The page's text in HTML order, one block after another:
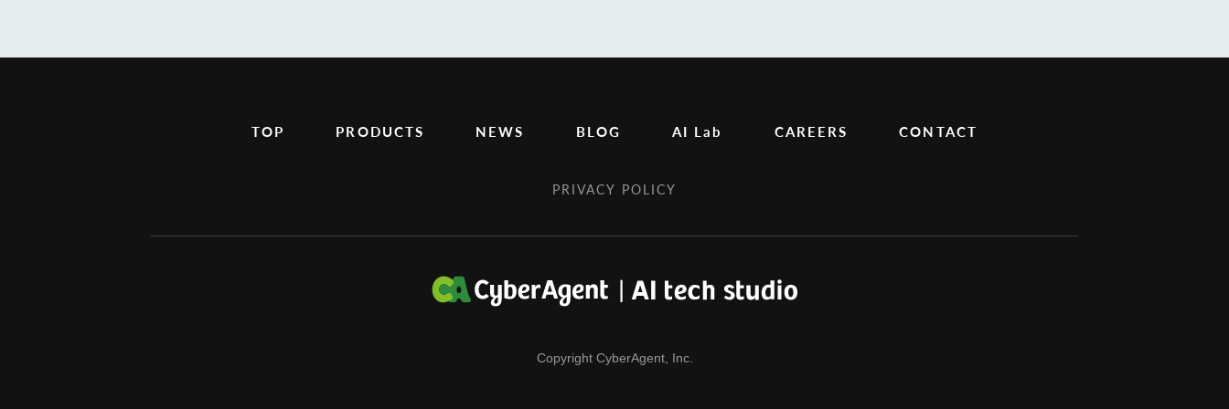
TOP PRODUCTS NEWS BLOG AI Lab CAREERS CONTACT
PRIVACY POLICY
Copyright CyberAgent, Inc.